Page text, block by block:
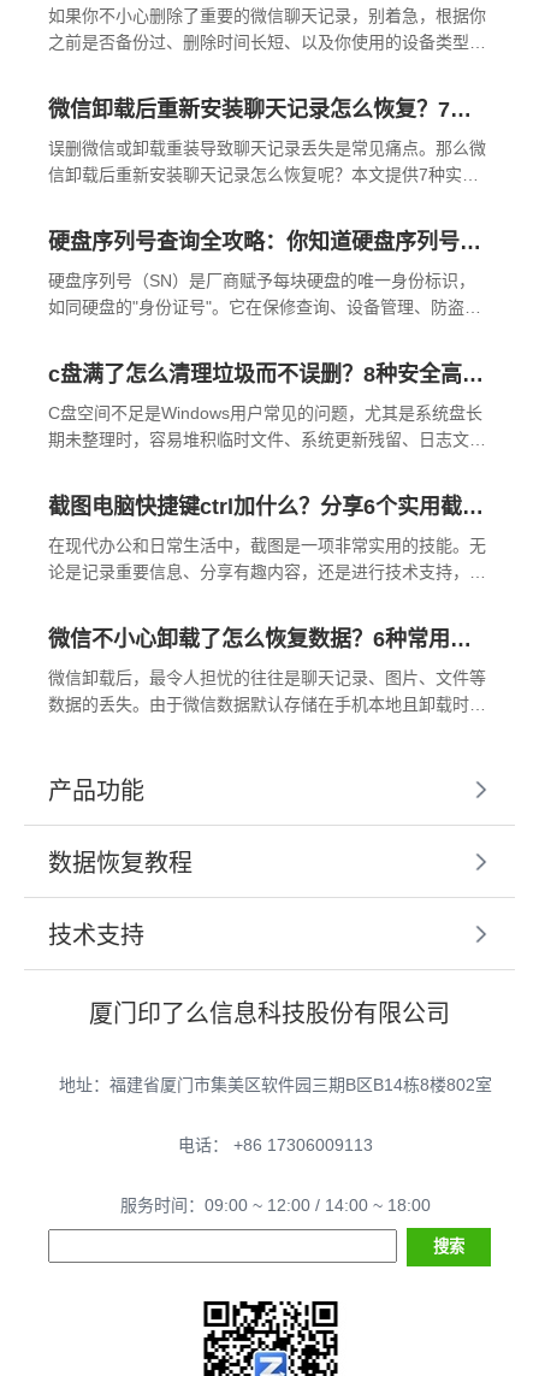
如果你不小心删除了重要的微信聊天记录，别着急，根据你
之前是否备份过、删除时间长短、以及你使用的设备类型，
怎么恢复呢？下面我按照恢复概率从高到低，结合具体操作
步骤，整理出一套系统、实用的方案。
微信卸载后重新安装聊天记录怎么恢复？7种实测有效的恢复方案详解！
误删微信或卸载重装导致聊天记录丢失是常见痛点。那么微
信卸载后重新安装聊天记录怎么恢复呢？本文提供7种实测
成功率对比表和操作流程图。
硬盘序列号查询全攻略：你知道硬盘序列号怎么查吗？
硬盘序列号（SN）是厂商赋予每块硬盘的唯一身份标识，
如同硬盘的"身份证号"。它在保修查询、设备管理、防盗追
同系统下查询硬盘序列号的常用方法。
c盘满了怎么清理垃圾而不误删？8种安全高效的方法详解+误删恢复指南！
C盘空间不足是Windows用户常见的问题，尤其是系统盘长
期未整理时，容易堆积临时文件、系统更新残留、日志文件
数据。那么c盘满了怎么清理垃圾而不误删呢？以下是针对C
盘空间不足的安全清理指南，涵盖8种亲测有效的方法，严
格规避系统文件误删风险，并附带长效管理策略。
截图电脑快捷键ctrl加什么？分享6个实用截图方法！
在现代办公和日常生活中，截图是一项非常实用的技能。无
论是记录重要信息、分享有趣内容，还是进行技术支持，截
多种截图的方法，其中结合Ctrl键的快捷组合尤其受到用户
的喜爱，因为它们既快速又方便。那么截图电脑快捷键ctrl
加什么呢？本文将详细介绍六个常用的Ctrl组合键截图方
法。
微信不小心卸载了怎么恢复数据？6种常用方法详解！
微信卸载后，最令人担忧的往往是聊天记录、图片、文件等
数据的丢失。由于微信数据默认存储在手机本地且卸载时可
据呢？本文将介绍分安卓和iOS系统介绍常用恢复方法，并
产品功能
数据恢复教程
技术支持
厦门印了么信息科技股份有限公司
地址：福建省厦门市集美区软件园三期B区B14栋8楼802室
电话： +86 17306009113
服务时间：09:00 ~ 12:00 / 14:00 ~ 18:00